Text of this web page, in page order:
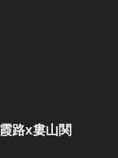
路x婁山関